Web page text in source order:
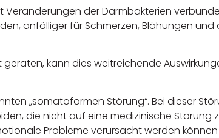
Veränderungen der Darmbakterien
anfälliger für Schmerzen, Blähungen und
kann dies weitreichende
„somatoformen Störung“. Bei dieser
die nicht auf eine medizinische Störung
Probleme verursacht werden können